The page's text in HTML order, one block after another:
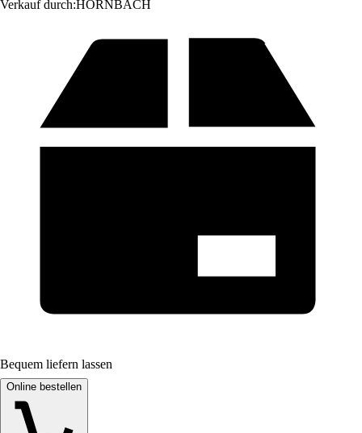
Verkauf durch:HORNBACH
Bequem liefern lassen
Online bestellen